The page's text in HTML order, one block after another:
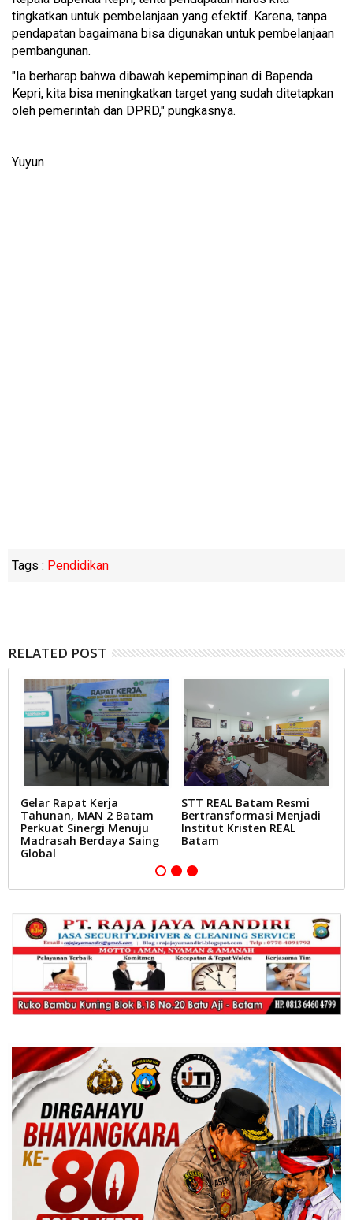
tingkatkan untuk pembelanjaan yang efektif. Karena, tanpa
pendapatan bagaimana bisa digunakan untuk pembelanjaan
pembangunan.
"Ia berharap bahwa dibawah kepemimpinan di Bapenda
Kepri, kita bisa meningkatkan target yang sudah ditetapkan
oleh pemerintah dan DPRD," pungkasnya.
Yuyun
Tags : Pendidikan
RELATED POST
Gelar Rapat Kerja
Tahunan, MAN 2 Batam
Perkuat Sinergi Menuju
Madrasah Berdaya Saing
Global
STT REAL Batam Resmi
Bertransformasi Menjadi
Institut Kristen REAL
Batam